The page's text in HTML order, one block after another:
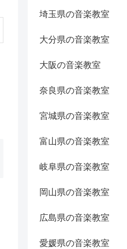
埼玉県の音楽教室
大分県の音楽教室
大阪の音楽教室
奈良県の音楽教室
宮城県の音楽教室
富山県の音楽教室
岐阜県の音楽教室
岡山県の音楽教室
広島県の音楽教室
愛媛県の音楽教室